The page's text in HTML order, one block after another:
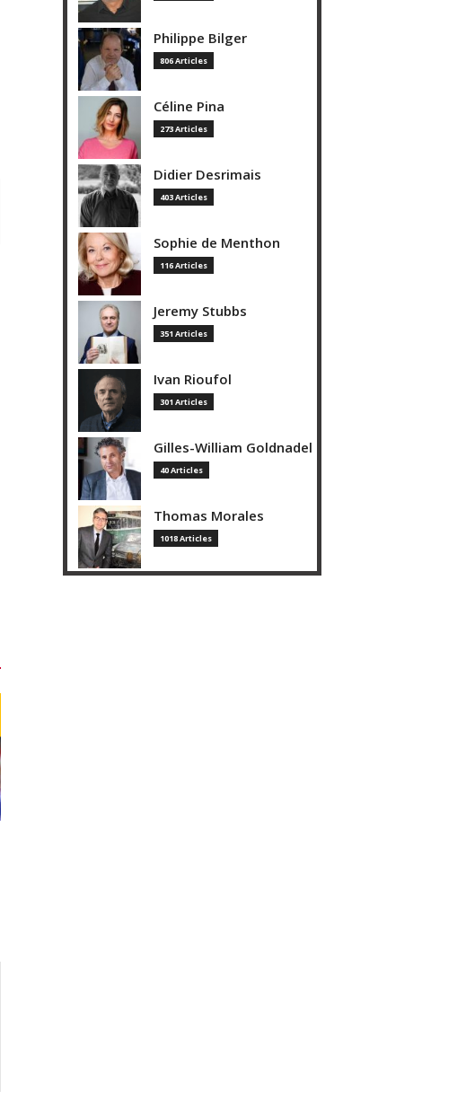
Philippe Bilger
806 Articles
Céline Pina
273 Articles
Didier Desrimais
403 Articles
Sophie de Menthon
116 Articles
Jeremy Stubbs
351 Articles
Ivan Rioufol
301 Articles
Gilles-William Goldnadel
40 Articles
Thomas Morales
1018 Articles